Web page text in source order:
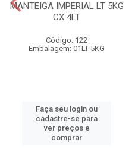
MANTEIGA IMPERIAL LT 5KG
CX 4LT
Código: 122
Embalagem: 01LT 5KG
Faça seu login ou
cadastre-se para
ver preços e
comprar